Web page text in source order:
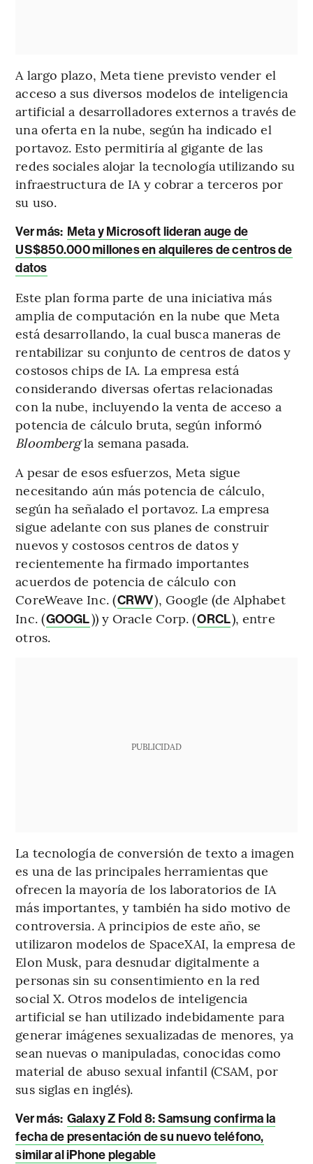
A largo plazo, Meta tiene previsto vender el
acceso a sus diversos modelos de inteligencia
artificial a desarrolladores externos a través de
una oferta en la nube, según ha indicado el
portavoz. Esto permitiría al gigante de las
redes sociales alojar la tecnología utilizando su
infraestructura de IA y cobrar a terceros por
su uso.
Ver más: Meta y Microsoft lideran auge de
US$850.000 millones en alquileres de centros de
datos
Este plan forma parte de una iniciativa más
amplia de computación en la nube que Meta
está desarrollando, la cual busca maneras de
rentabilizar su conjunto de centros de datos y
costosos chips de IA. La empresa está
considerando diversas ofertas relacionadas
con la nube, incluyendo la venta de acceso a
potencia de cálculo bruta, según informó
Bloombergla semana pasada.
A pesar de esos esfuerzos, Meta sigue
necesitando aún más potencia de cálculo,
según ha señalado el portavoz. La empresa
sigue adelante con sus planes de construir
nuevos y costosos centros de datos y
recientemente ha firmado importantes
acuerdos de potencia de cálculo con
CoreWeave Inc. (CRWV), Google (de Alphabet
Inc. (GOOGL)) y Oracle Corp. (ORCL), entre
otros.
PUBLICIDAD
La tecnología de conversión de texto a imagen
es una de las principales herramientas que
ofrecen la mayoría de los laboratorios de IA
más importantes, y también ha sido motivo de
controversia. A principios de este año, se
utilizaron modelos de SpaceXAI, la empresa de
Elon Musk, para desnudar digitalmente a
personas sin su consentimiento en la red
social X. Otros modelos de inteligencia
artificial se han utilizado indebidamente para
generar imágenes sexualizadas de menores, ya
sean nuevas o manipuladas, conocidas como
material de abuso sexual infantil (CSAM, por
sus siglas en inglés).
Ver más: Galaxy Z Fold 8: Samsung confirma la
fecha de presentación de su nuevo teléfono,
similar al iPhone plegable